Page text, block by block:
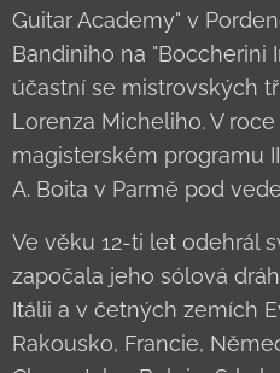
Guitar Academy" v
Bandiniho na "Boccherini
účastní se mistrovských
Lorenza Micheliho. V
magisterském programu
A. Boita v Parmě pod
Ve věku 12-ti let odehrál
započala jeho sólová
Itálii a v četných zemích
Rakousko, Francie,